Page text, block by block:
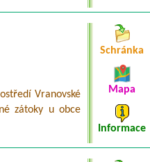
Vranovské
zátoky u obce
Schránka
Mapa
Informace